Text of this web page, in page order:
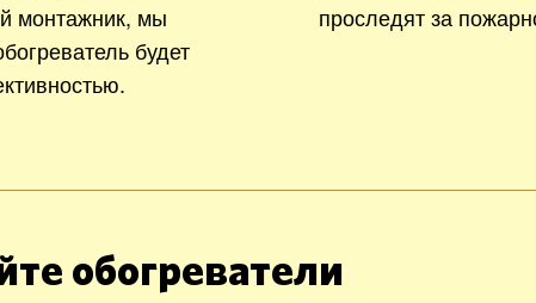
монтажник, мы
будет
проследят за
обогреватели